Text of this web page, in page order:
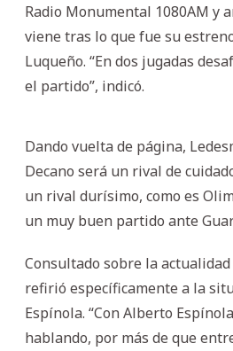
Radio Monumental 1080AM y
viene tras lo que fue su
Luqueño. “En dos jugadas
el partido”, indicó.
Dando vuelta de página,
Decano será un rival de
un rival durísimo, como es
un muy buen partido ante
Consultado sobre la
refirió específicamente a la
Espínola. “Con Alberto
hablando, por más de que